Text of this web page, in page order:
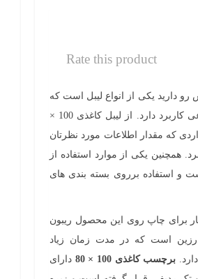
Rate this product
دارید یکی از انواع لیبل است که
در مشاغل متنوعی کاربرد دارد. از لیبل کاغذی 100 ×
که مقدار اطلاعات مورد نظرتان
همچنین یکی از موارد استفاده از
و استفاده برروی بسته بندی های
برای چاپ روی این محصول ریبون
است که در مدت زمان زیاد
برچسب کاغذی 100 × 80
دارای